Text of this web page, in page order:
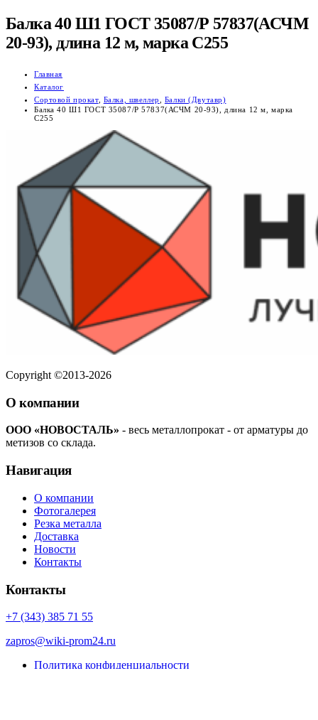
Балка 40 Ш1 ГОСТ 35087/Р 57837(АСЧМ
20-93), длина 12 м, марка С255
Главная
Каталог
Сортовой прокат, Балка, швеллер
Балки (Двутавр)
Балка 40 Ш1 ГОСТ 35087/Р 57837(АСЧМ 20-93), длина 12 м, марка
С255
Copyright ©2013-2026
О компании
ООО «НОВОСТАЛЬ» - весь металлопрокат - от арматуры до
метизов со склада.
Навигация
О компании
Фотогалерея
Резка металла
Доставка
Новости
Контакты
Контакты
+7 (343) 385 71 55
zapros@wiki-prom24.ru
Политика конфиденциальности